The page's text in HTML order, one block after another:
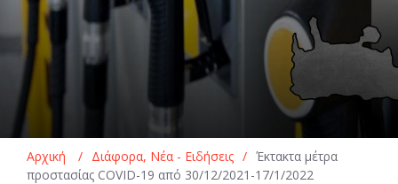
Αρχική / Διάφορα, Νέα - Ειδήσεις / Έκτακτα μέτρα
προστασίας COVID-19 από 30/12/2021-17/1/2022